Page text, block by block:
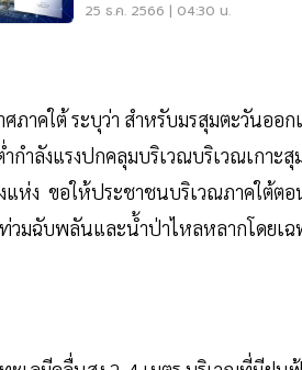
25 ธ.ค. 2566 | 04:30 น.
ภาคใต้ ระบุว่า สำหรับมรสุมตะวันออ
กำลังแรงปกคลุมบริเวณบริเวณเกาะ
ห่ง ขอให้ประชาชนบริเวณภาคใต้ต
มฉับพลันและน้ำป่าไหลหลากโดยเฉ